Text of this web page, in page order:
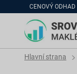
CENOVÝ ODHAD
Hlavní strana